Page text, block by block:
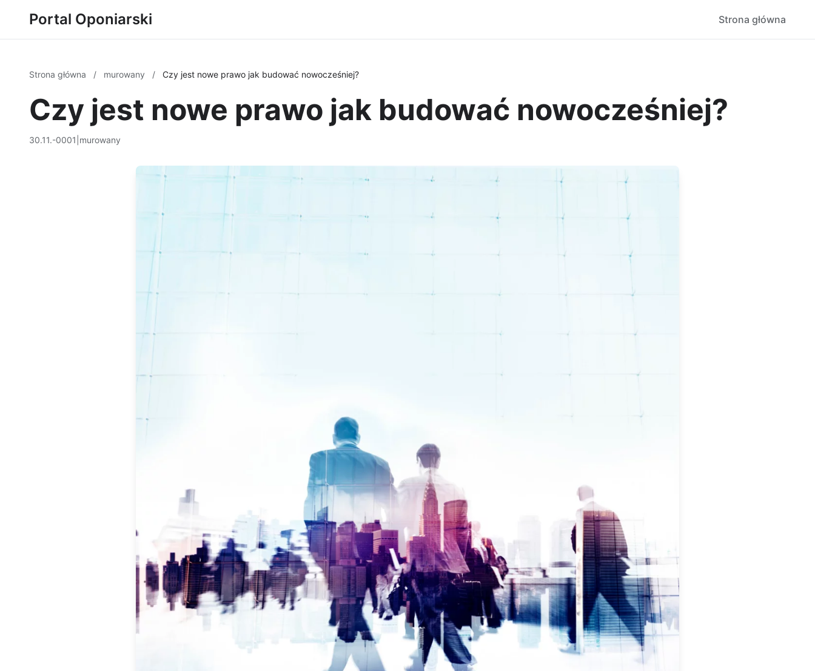
Portal Oponiarski Strona główna
Strona główna / murowany / Czy jest nowe prawo jak budować nowocześniej?
Czy jest nowe prawo jak budować nowocześniej?
30.11.-0001 murowany